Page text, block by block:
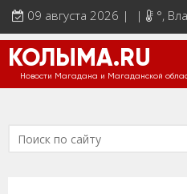
09 августа 2026 | | °,
КОЛЫМА.RU
Новости Магадана и Магаданской